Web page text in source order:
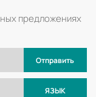
предложениях
Отправить
ЯЗЫК